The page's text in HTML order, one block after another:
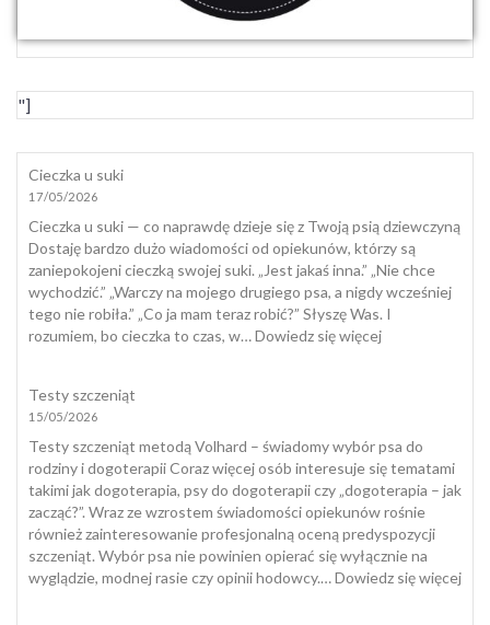
"]
Cieczka u suki
17/05/2026
Cieczka u suki — co naprawdę dzieje się z Twoją psią dziewczyną
Dostaję bardzo dużo wiadomości od opiekunów, którzy są
zaniepokojeni cieczką swojej suki. „Jest jakaś inna.” „Nie chce
wychodzić.” „Warczy na mojego drugiego psa, a nigdy wcześniej
tego nie robiła.” „Co ja mam teraz robić?” Słyszę Was. I
rozumiem, bo cieczka to czas, w…Dowiedz się więcej:
Testy szczeniąt
15/05/2026
Testy szczeniąt metodą Volhard – świadomy wybór psa do
rodziny i dogoterapii Coraz więcej osób interesuje się tematami
takimi jak dogoterapia, psy do dogoterapii czy „dogoterapia – jak
zacząć?”. Wraz ze wzrostem świadomości opiekunów rośnie
również zainteresowanie profesjonalną oceną predyspozycji
szczeniąt. Wybór psa nie powinien opierać się wyłącznie na
wyglądzie, modnej rasie czy opinii hodowcy.…Dowiedz się więcej: